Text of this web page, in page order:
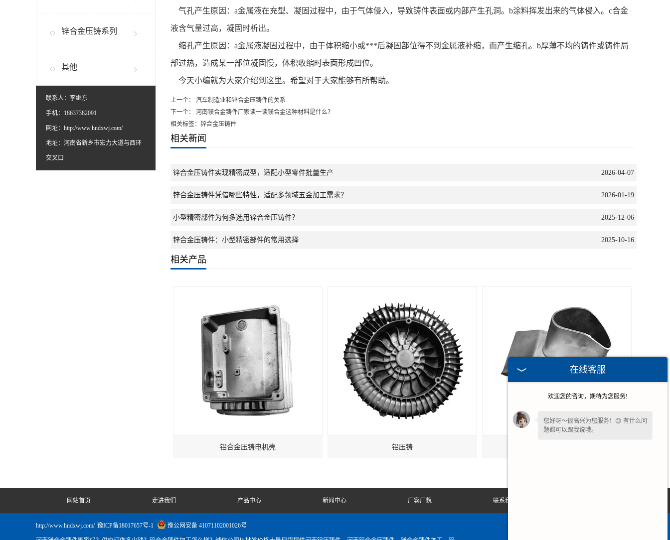
锌合金压铸系列
其他
联系人：李继东
手机：18637382091
网址： http://www.hndxwj.com/
地址：河南省新乡市宏力大道与西环
交叉口
气孔产生原因：a金属液在充型、凝固过程中，由于气体侵入，导致铸件表面或内部产生孔洞。b涂料挥发出来的气体侵入。c合金
液含气量过高，凝固时析出。
缩孔产生原因：a金属液凝固过程中，由于体积缩小或***后凝固部位得不到金属液补缩，而产生缩孔。b厚薄不均的铸件或铸件局
部过热，造成某一部位凝固慢，体积收缩时表面形成凹位。
今天小编就为大家介绍到这里。希望对于大家能够有所帮助。
上一个：
汽车制造业和锌合金压铸件的关系
下一个：
河南镁合金铸件厂家谈一谈镁合金这种材料是什么？
相关标签：锌合金压铸件
相关新闻
锌合金压铸件实现精密成型，适配小型零件批量生产 2026-04-07
锌合金压铸件凭借哪些特性，适配多领域五金加工需求？ 2026-01-19
小型精密部件为何多选用锌合金压铸件？ 2025-12-06
锌合金压铸件：小型精密部件的常用选择 2025-10-16
相关产品
铝合金压铸电机壳 铝压铸
网站首页 走进我们 产品中心 新闻中心 厂容厂貌 联系我们
http://www.hndxwj.com/ 豫ICP备18017657号-1 豫公网安备 41071102001026号
在线客服
欢迎您的咨询，期待为您服务!
您好呀～很高兴为您服务！😊 有什么问
题都可以跟我说哦。